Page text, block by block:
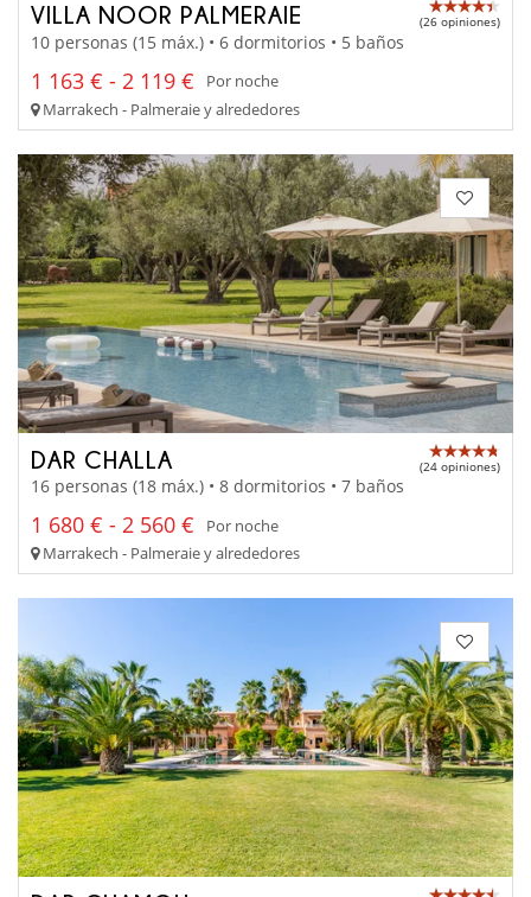
VILLA NOOR PALMERAIE (26 opiniones)
10 personas (15 máx.) • 6 dormitorios • 5 baños
1 163 € - 2 119 €
Por noche
Marrakech - Palmeraie y alrededores
DAR CHALLA (24 opiniones)
16 personas (18 máx.) • 8 dormitorios • 7 baños
1 680 € - 2 560 €
Por noche
Marrakech - Palmeraie y alrededores